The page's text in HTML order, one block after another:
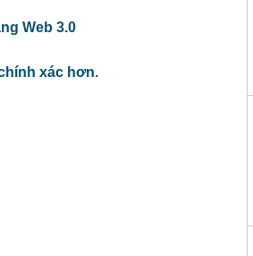
Web 3.0
xác hơn.